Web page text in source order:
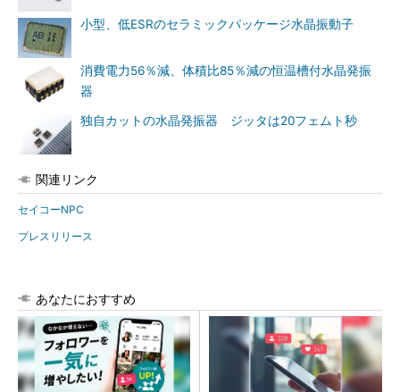
小型、低ESRのセラミックパッケージ水晶振動子
消費電力56％減、体積比85％減の恒温槽付水晶発振
器
独自カットの水晶発振器 ジッタは20フェムト秒
関連リンク
セイコーNPC
プレスリリース
あなたにおすすめ